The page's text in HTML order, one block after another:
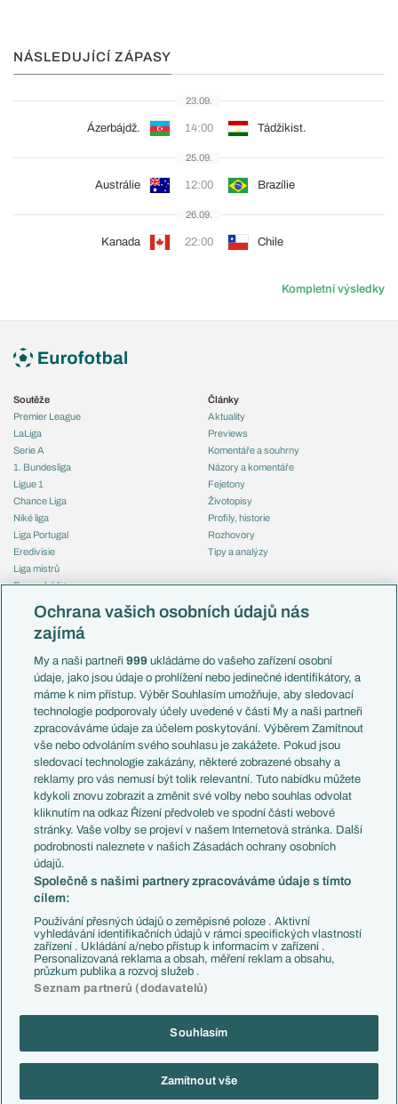
NÁSLEDUJÍCÍ ZÁPASY
23.09.
Ázerbájdž. 14:00 Tádžikist.
25.09.
Austrálie 12:00 Brazílie
26.09.
Kanada 22:00 Chile
Kompletní výsledky
Soutěže
Premier League
LaLiga
Serie A
1. Bundesliga
Ligue 1
Chance Liga
Niké liga
Liga Portugal
Eredivisie
Liga mistrů
Evropská liga
Mistrovství světa
Liga národů
Témata
Představení týmů MS
EuroSkauting
PL v kostce
Evropské koeficienty
Přestupy
Přestupové spekulace
Zranění
Kluby
Arsenal FC
Chelsea FC
Manchester United
AC Milán
Juventus FC
Bayern Mnichov
FC Barcelona
Real Madrid
Články
Aktuality
Previews
Komentáře a souhrny
Názory a komentáře
Fejetony
Životopisy
Profily, historie
Rozhovory
Tipy a analýzy
Česko
Francie
Itálie
Německo
Španělsko
Argentina
Brazílie
Přestupy
Zápasy
Livescore
Tipovací soutěž
Copyright © 2001-2026 EuroFotbal.cz. Využíváme zpravodajství ČTK.
Informace o zpracování osobních údajů
Ochrana vašich osobních údajů nás
zajímá
My a naši partneři999 ukládáme do vašeho zařízení osobní
údaje, jako jsou údaje o prohlížení nebo jedinečné identifikátory, a
máme k nim přístup. Výběr Souhlasím umožňuje, aby sledovací
technologie podporovaly účely uvedené v části My a naši partneři
zpracováváme údaje za účelem poskytování. Výběrem Zamítnout
vše nebo odvoláním svého souhlasu je zakážete. Pokud jsou
sledovací technologie zakázány, některé zobrazené obsahy a
reklamy pro vás nemusí být tolik relevantní. Tuto nabídku můžete
kdykoli znovu zobrazit a změnit své volby nebo souhlas odvolat
kliknutím na odkaz Řízení předvoleb ve spodní části webové
stránky. Vaše volby se projeví v našem Internetová stránka. Další
podrobnosti naleznete v našich Zásadách ochrany osobních
údajů.
Společně s našimi partnery zpracováváme údaje s tímto
cílem:
Používání přesných údajů o zeměpisné poloze . Aktivní
vyhledávání identifikačních údajů v rámci specifických vlastností
zařízení . Ukládání a/nebo přístup k informacím v zařízení .
Personalizovaná reklama a obsah, měření reklam a obsahu,
průzkum publika a rozvoj služeb .
Seznam partnerů (dodavatelů)
Souhlasím
Zamítnout vše